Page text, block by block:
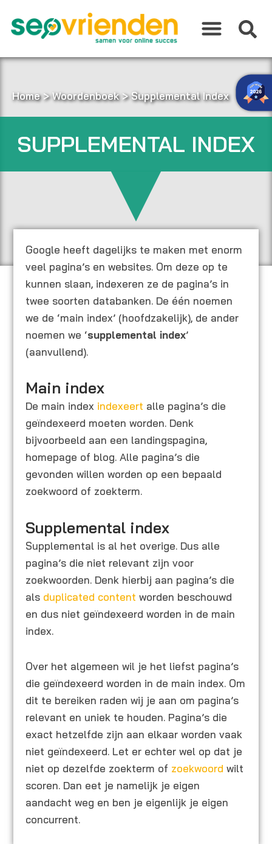
naar
inhoud
Home>Woordenboek>Supplemental index
SUPPLEMENTAL INDEX
Google heeft dagelijks te maken met enorm
veel pagina’s en websites. Om deze op te
kunnen slaan, indexeren ze de pagina’s in
twee soorten databanken. De één noemen
we de ‘main index’ (hoofdzakelijk), de ander
noemen we ‘supplemental index’
(aanvullend).
Main index
De main index indexeert alle pagina’s die
geïndexeerd moeten worden. Denk
bijvoorbeeld aan een landingspagina,
homepage of blog. Alle pagina’s die
gevonden willen worden op een bepaald
zoekwoord of zoekterm.
Supplemental index
Supplemental is al het overige. Dus alle
pagina’s die niet relevant zijn voor
zoekwoorden. Denk hierbij aan pagina’s die
als duplicated content worden beschouwd
en dus niet geïndexeerd worden in de main
index.
Over het algemeen wil je het liefst pagina’s
die geïndexeerd worden in de main index. Om
dit te bereiken raden wij je aan om pagina’s
relevant en uniek te houden. Pagina’s die
exact hetzelfde zijn aan elkaar worden vaak
niet geïndexeerd. Let er echter wel op dat je
niet op dezelfde zoekterm of zoekwoord wilt
scoren. Dan eet je namelijk je eigen
aandacht weg en ben je eigenlijk je eigen
concurrent.